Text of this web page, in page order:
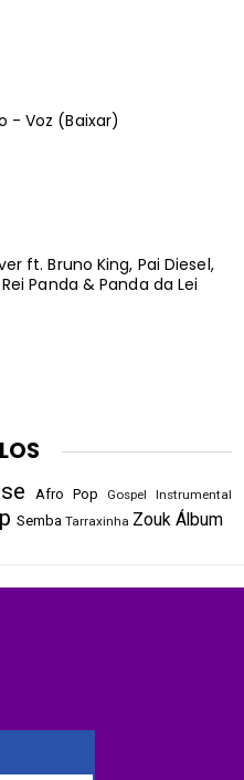
- Voz (Baixar)
ft. Bruno King, Pai Diesel,
Panda & Panda da Lei
Afro Pop Gospel Instrumental
Semba Tarraxinha Zouk Álbum